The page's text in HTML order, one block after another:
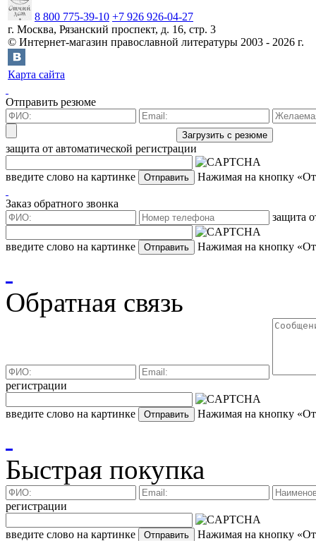
8 800 775-39-10 +7 926 926-04-27
г. Москва, Рязанский проспект, д. 16, стр. 3
© Интернет-магазин православной литературы 2003 - 2026 г.
Карта сайта
Отправить резюме
защита от автоматической регистрации
введите слово на картинке Нажимая на кнопку
Заказ обратного звонка
защита
введите слово на картинке Нажимая на кнопку
Обратная связь
регистрации
введите слово на картинке Нажимая на кнопку
Быстрая покупка
регистрации
введите слово на картинке Нажимая на кнопку